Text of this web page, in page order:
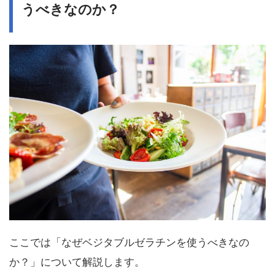
うべきなのか？
ここでは「なぜベジタブルゼラチンを使うべきなの
か？」について解説します。